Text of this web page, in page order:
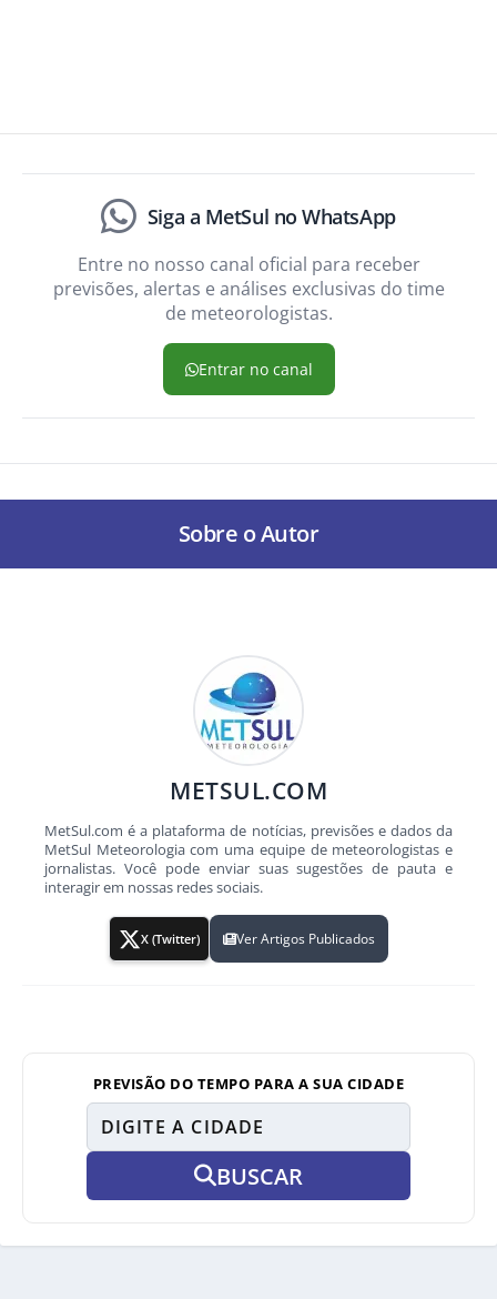
Siga a MetSul no WhatsApp
Entre no nosso canal oficial para receber
previsões, alertas e análises exclusivas do time
de meteorologistas.
Entrar no canal
Sobre o Autor
METSUL.COM
MetSul.com é a plataforma de notícias, previsões e dados da
MetSul Meteorologia com uma equipe de meteorologistas e
jornalistas. Você pode enviar suas sugestões de pauta e
interagir em nossas redes sociais.
X (Twitter) Ver Artigos Publicados
PREVISÃO DO TEMPO PARA A SUA CIDADE
BUSCAR